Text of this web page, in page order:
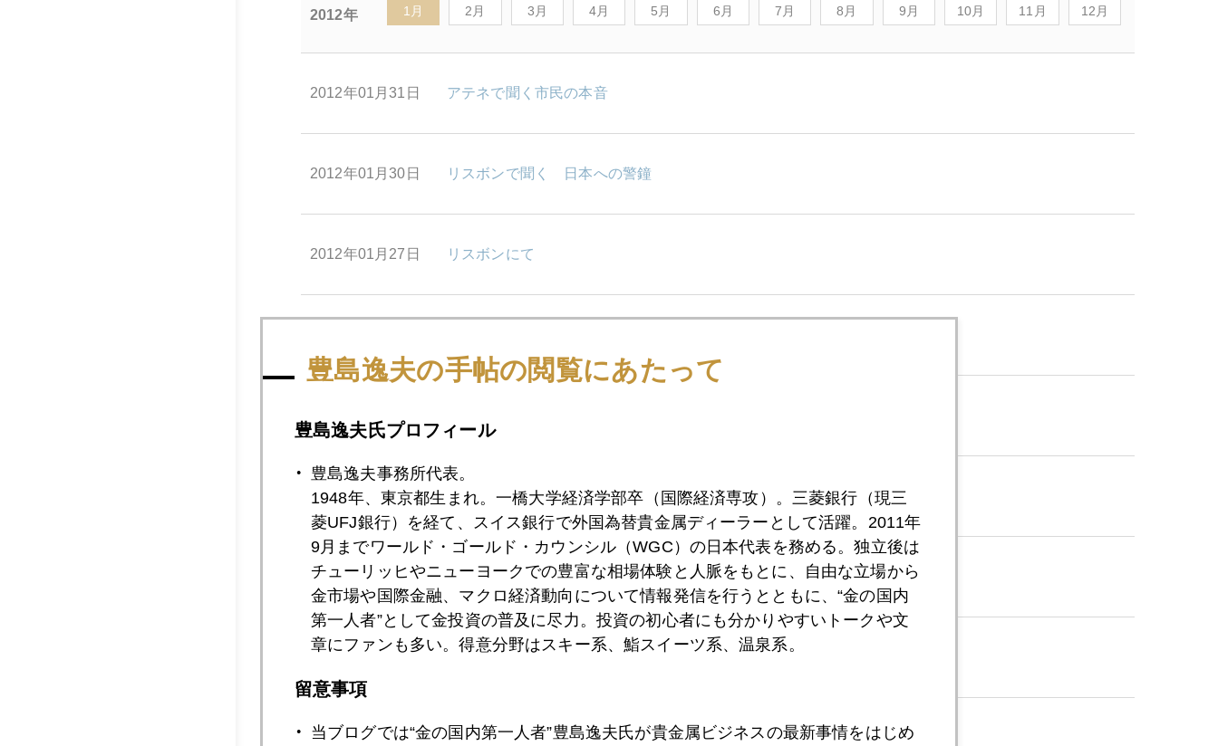
2012年 1月 2月 3月 4月 5月 6月 7月 8月 9月 10月 11月 12月
2012年01月31日 アテネで聞く市民の本音
2012年01月30日 リスボンで聞く 日本への警鐘
2012年01月27日 リスボンにて
2012年01月23日 もしFRB ゼロ金利2014年まで継続となれば
2012年01月20日 現地で感じる新興国隙間風
2012年01月18日 世界的金融緩和と欧州危機のせめぎ合い
2012年01月17日 あなたならどうする？
豊島逸夫の手帖の閲覧にあたって
豊島逸夫氏プロフィール
豊島逸夫事務所代表。
1948年、東京都生まれ。一橋大学経済学部卒（国際経済専攻）。三菱銀行（現三
菱UFJ銀行）を経て、スイス銀行で外国為替貴金属ディーラーとして活躍。2011年
9月までワールド・ゴールド・カウンシル（WGC）の日本代表を務める。独立後は
チューリッヒやニューヨークでの豊富な相場体験と人脈をもとに、自由な立場から
金市場や国際金融、マクロ経済動向について情報発信を行うとともに、“金の国内
第一人者”として金投資の普及に尽力。投資の初心者にも分かりやすいトークや文
章にファンも多い。得意分野はスキー系、鮨スイーツ系、温泉系。
留意事項
当ブログでは“金の国内第一人者”豊島逸夫氏が貴金属ビジネスの最新事情をはじめ